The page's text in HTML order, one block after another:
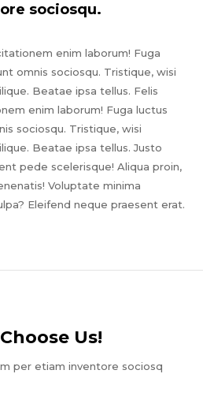
sociosqu.
enim laborum! Fuga
omnis sociosqu. Tristique, wisi
Beatae ipsa tellus. Felis
enim laborum! Fuga luctus
sociosqu. Tristique, wisi
Beatae ipsa tellus. Justo
pede scelerisque! Aliqua proin,
Voluptate minima
Eleifend neque praesent erat.
Us!​
per etiam inventore sociosq